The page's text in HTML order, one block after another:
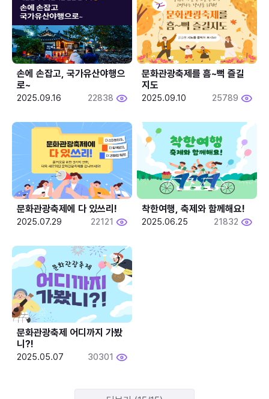
손에 손잡고, 국가유산야행으
로~
2025.09.16 22838
문화관광축제를 흠~뻑 즐길
지도
2025.09.10 25789
문화관광축제에 다 있쓰리!
2025.07.29 22121
착한여행, 축제와 함께해요!
2025.06.25 21832
문화관광축제 어디까지 가봤
니?!
2025.05.07 30301